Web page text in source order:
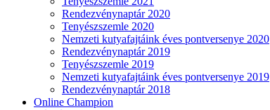
Rendezvénynaptár 2020
Tenyészszemle 2020
Nemzeti kutyafajtáink éves pontversenye 2020
Rendezvénynaptár 2019
Tenyészszemle 2019
Nemzeti kutyafajtáink éves pontversenye 2019
Rendezvénynaptár 2018
Online Champion